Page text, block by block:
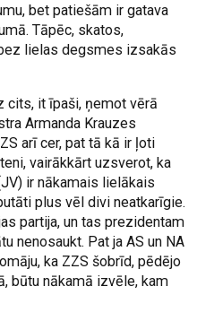
bet patiešām ir gatava
Tāpēc, skatos,
lielas degsmes izsakās
cits, it īpaši, ņemot vērā
Armanda Krauzes
arī cer, pat tā kā ir ļoti
vairākkārt uzsverot, ka
ir nākamais lielākais
plus vēl divi neatkarīgie.
partija, un tas prezidentam
nenosaukt. Pat ja AS un NA
ka ZZS šobrīd, pēdējo
būtu nākamā izvēle, kam